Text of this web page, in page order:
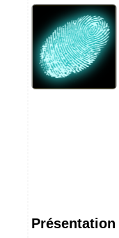
Présentation